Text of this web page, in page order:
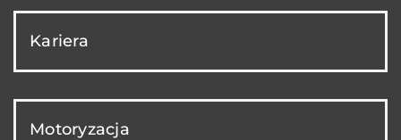
Kariera
Motoryzacja